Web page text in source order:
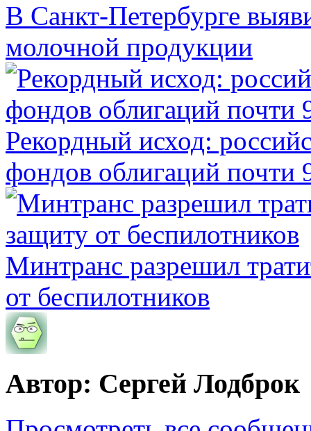
В Санкт-Петербурге
молочной продукции
Рекордный исход:
фондов облигаций почти
Минтранс разрешил
от беспилотников
Автор: Сергей Лодброк